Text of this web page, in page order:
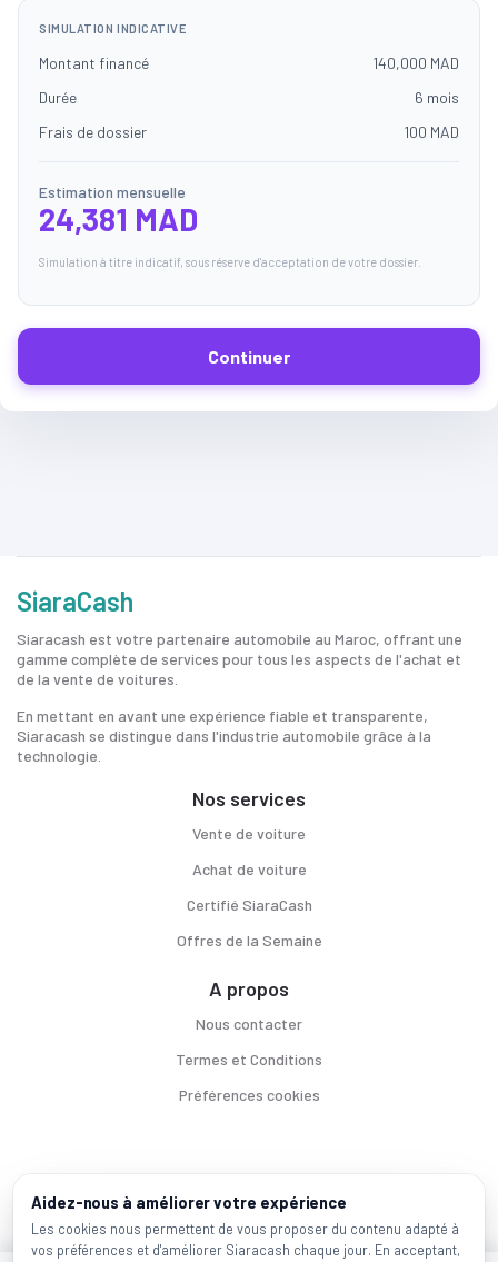
SIMULATION INDICATIVE
Montant financé
140,000 MAD
Durée
6 mois
Frais de dossier
100 MAD
Estimation mensuelle
24,381 MAD
Simulation à titre indicatif, sous réserve d'acceptation de votre dossier.
Continuer
SiaraCash
Siaracash est votre partenaire automobile au Maroc, offrant une
gamme complète de services pour tous les aspects de l'achat et
de la vente de voitures.
En mettant en avant une expérience fiable et transparente,
Siaracash se distingue dans l'industrie automobile grâce à la
technologie.
Nos services
Vente de voiture
Achat de voiture
Certifié SiaraCash
Offres de la Semaine
A propos
Nous contacter
Termes et Conditions
Préférences cookies
Voitures par ville
Casablanca | | Mohammadia |Salé | |
Aidez-nous à améliorer votre expérience
Les cookies nous permettent de vous proposer du contenu adapté à
vos préférences et d'améliorer Siaracash chaque jour. En acceptant,